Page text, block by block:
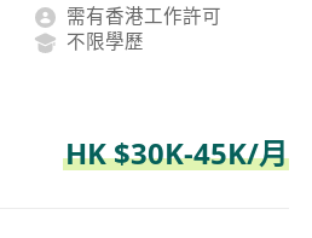
需有香港工作許可
不限學歷
HK $30K-45K/月